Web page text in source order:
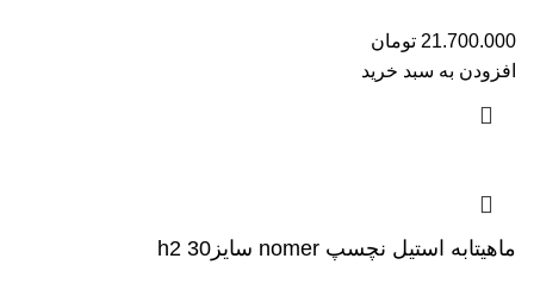
21.700.000 تومان
افزودن به سبد خرید
ماهیتابه استیل نچسپ nomer سایز30 h2